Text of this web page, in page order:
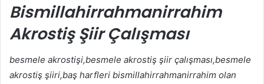
Bismillahirrahmanirrahim
Akrostiş Şiir Çalışması
besmele akrostişi,besmele akrostiş şiir çalışması,besmele
akrostiş şiiri,baş harfleri bismillahirrahmanirrahim olan